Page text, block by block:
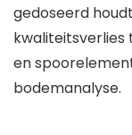
gedoseerd
kwaliteitsverlies
en
bodemanalyse.